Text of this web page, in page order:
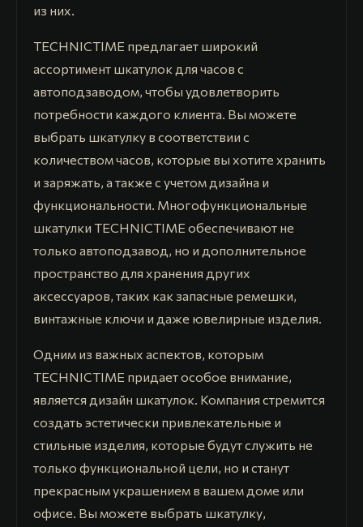
из них.
TECHNICTIME предлагает широкий
ассортимент шкатулок для часов с
автоподзаводом, чтобы удовлетворить
потребности каждого клиента. Вы можете
выбрать шкатулку в соответствии с
количеством часов, которые вы хотите хранить
и заряжать, а также с учетом дизайна и
функциональности. Многофункциональные
шкатулки TECHNICTIME обеспечивают не
только автоподзавод, но и дополнительное
пространство для хранения других
аксессуаров, таких как запасные ремешки,
винтажные ключи и даже ювелирные изделия.
Одним из важных аспектов, которым
TECHNICTIME придает особое внимание,
является дизайн шкатулок. Компания стремится
создать эстетически привлекательные и
стильные изделия, которые будут служить не
только функциональной цели, но и станут
прекрасным украшением в вашем доме или
офисе. Вы можете выбрать шкатулку,